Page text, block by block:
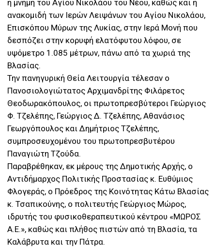
η μνήμη του Αγίου Νικολάου του Νέου, καθώς και η
ανακομιδή των Ιερών Λειψάνων του Αγίου Νικολάου,
Επισκόπου Μύρων της Λυκίας, στην Ιερά Μονή που
δεσπόζει στην κορυφή ελατόφυτου λόφου, σε
υψόμετρο 1.085 μέτρων, πάνω από τα χωριά της
Βλασίας.
Την πανηγυρική Θεία Λειτουργία τέλεσαν ο
Πανοσιολογιώτατος Αρχιμανδρίτης Φιλάρετος
Θεοδωρακόπουλος, οι πρωτοπρεσβύτεροι Γεώργιος
Φ. Τζελέπης, Γεώργιος Δ. Τζελέπης, Αθανάσιος
Γεωργόπουλος και Δημήτριος Τζελέπης,
συμπροσευχομένου του πρωτοπρεσβυτέρου
Παναγιώτη Τζούδα.
Παραβρέθηκαν, εκ μέρους της Δημοτικής Αρχής, ο
Αντιδήμαρχος Πολιτικής Προστασίας κ. Ευθύμιος
Φλογεράς, ο Πρόεδρος της Κοινότητας Κάτω Βλασίας
κ. Τσαπικούνης, ο πολιτευτής Γεώργιος Μώρος,
ιδρυτής του φυσικοθεραπευτικού κέντρου «ΜΩΡΟΣ
Α.Ε.», καθώς και πλήθος πιστών από τη Βλασία, τα
Καλάβρυτα και την Πάτρα.